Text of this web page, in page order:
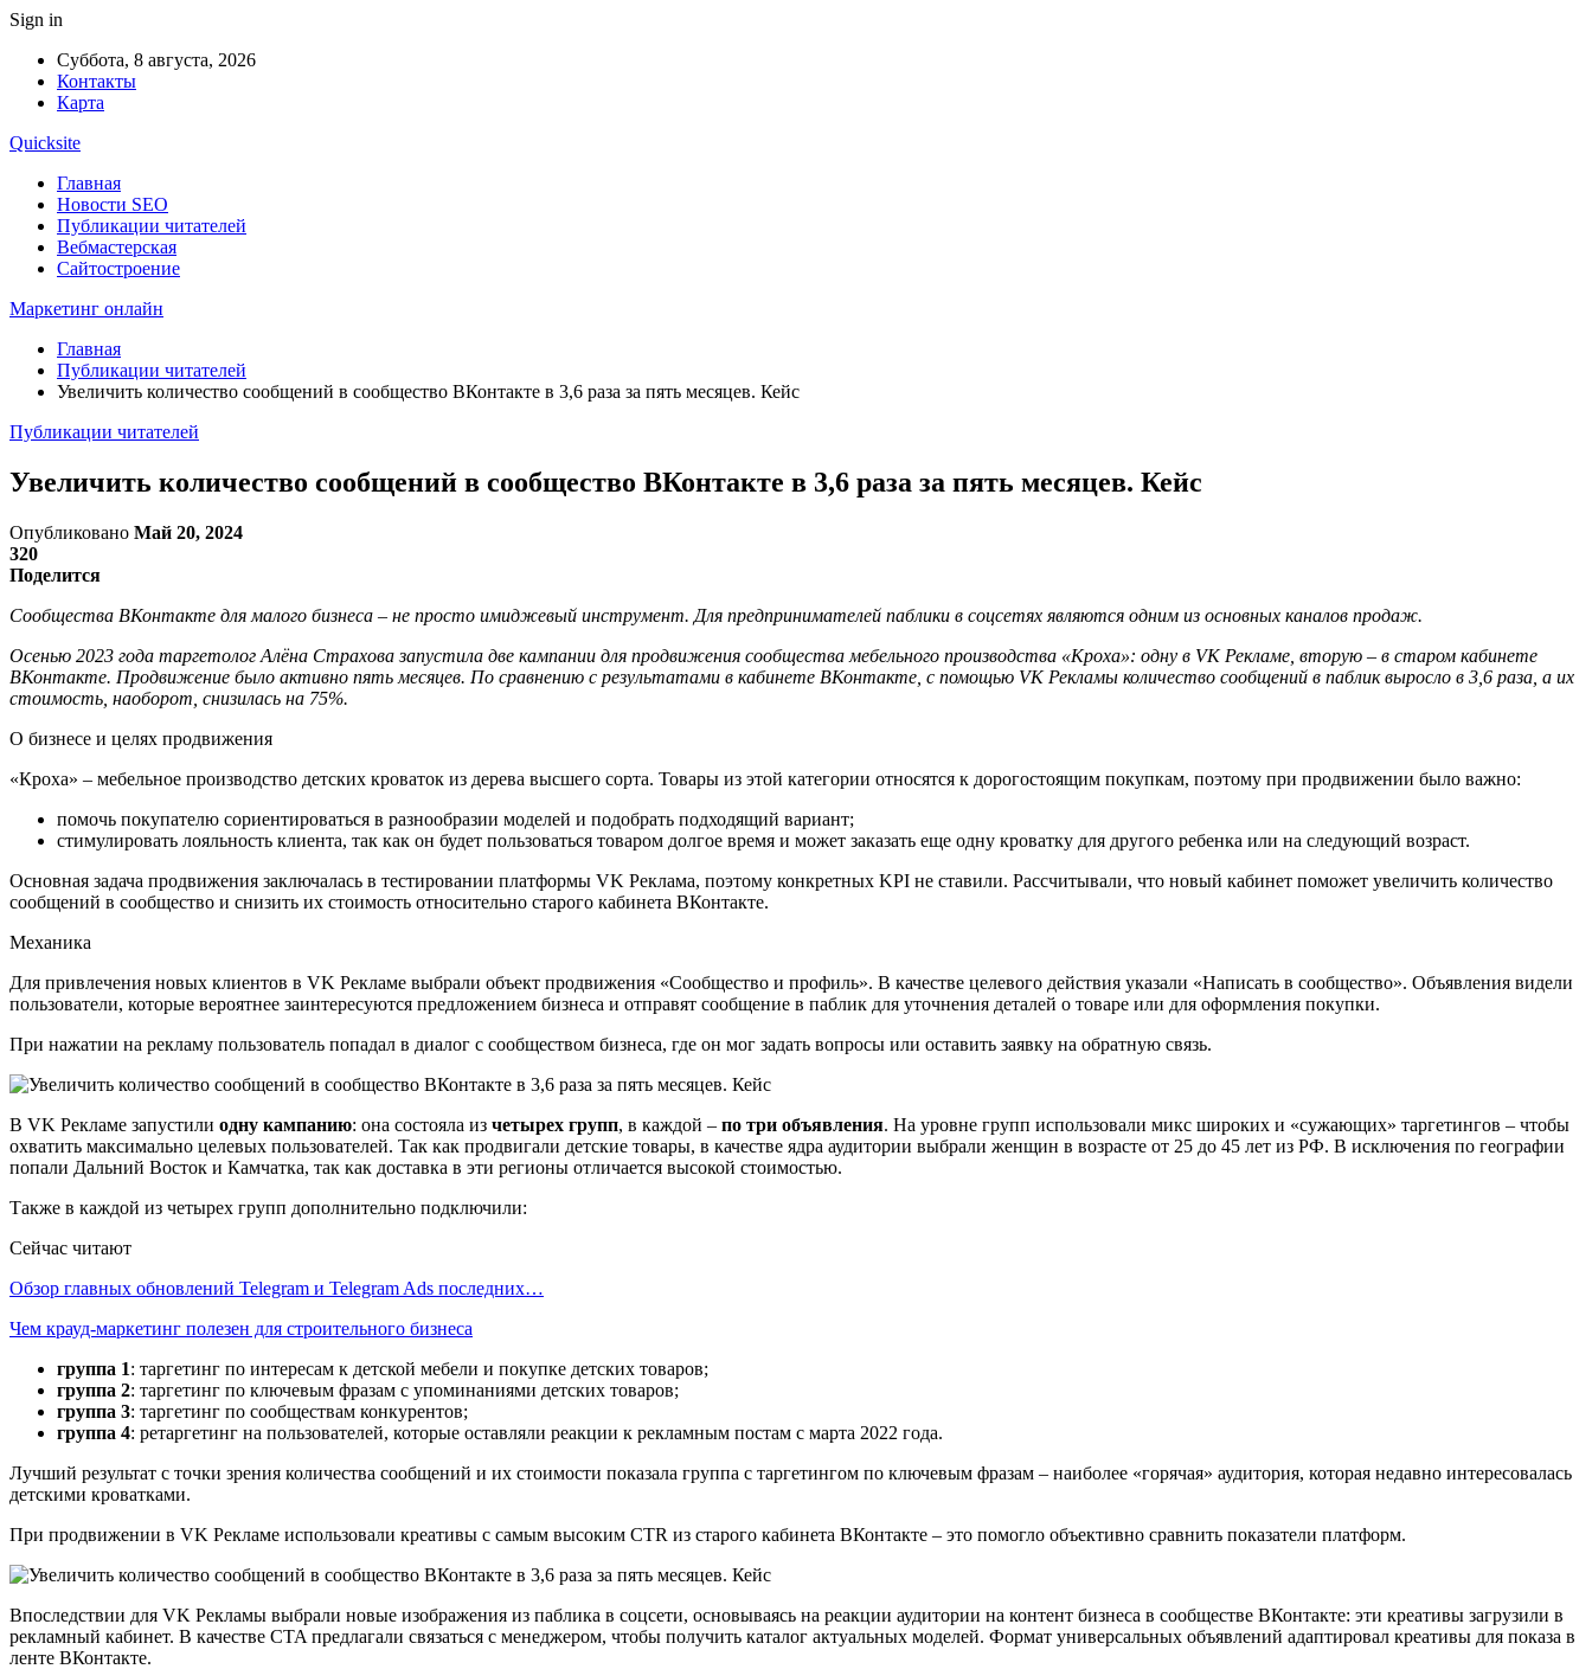
Sign in
Суббота, 8 августа, 2026
Контакты
Карта
Quicksite
Главная
Новости SEO
Публикации читателей
Вебмастерская
Сайтостроение
Маркетинг онлайн
Главная
Публикации читателей
Увеличить количество сообщений в сообщество ВКонтакте в 3,6 раза за пять месяцев. Кейс
Публикации читателей
Увеличить количество сообщений в сообщество ВКонтакте в 3,6 раза за пять месяцев. Кейс
Опубликовано Май 20, 2024
320
Поделится
Сообщества ВКонтакте для малого бизнеса – не просто имиджевый инструмент. Для предпринимателей паблики в соцсетях являются одним из основных каналов продаж.
Осенью 2023 года таргетолог Алёна Страхова запустила две кампании для продвижения сообщества мебельного производства «Кроха»: одну в VK Рекламе, вторую – в старом кабинете
ВКонтакте. Продвижение было активно пять месяцев. По сравнению с результатами в кабинете ВКонтакте, с помощью VK Рекламы количество сообщений в паблик выросло в 3,6 раза, а их
стоимость, наоборот, снизилась на 75%.
О бизнесе и целях продвижения
«Кроха» – мебельное производство детских кроваток из дерева высшего сорта. Товары из этой категории относятся к дорогостоящим покупкам, поэтому при продвижении было важно:
помочь покупателю сориентироваться в разнообразии моделей и подобрать подходящий вариант;
стимулировать лояльность клиента, так как он будет пользоваться товаром долгое время и может заказать еще одну кроватку для другого ребенка или на следующий возраст.
Основная задача продвижения заключалась в тестировании платформы VK Реклама, поэтому конкретных KPI не ставили. Рассчитывали, что новый кабинет поможет увеличить количество
сообщений в сообщество и снизить их стоимость относительно старого кабинета ВКонтакте.
Механика
Для привлечения новых клиентов в VK Рекламе выбрали объект продвижения «Сообщество и профиль». В качестве целевого действия указали «Написать в сообщество». Объявления видели
пользователи, которые вероятнее заинтересуются предложением бизнеса и отправят сообщение в паблик для уточнения деталей о товаре или для оформления покупки.
При нажатии на рекламу пользователь попадал в диалог с сообществом бизнеса, где он мог задать вопросы или оставить заявку на обратную связь.
В VK Рекламе запустили одну кампанию: она состояла из четырех групп, в каждой – по три объявления. На уровне групп использовали микс широких и «сужающих» таргетингов – чтобы
охватить максимально целевых пользователей. Так как продвигали детские товары, в качестве ядра аудитории выбрали женщин в возрасте от 25 до 45 лет из РФ. В исключения по географии
попали Дальний Восток и Камчатка, так как доставка в эти регионы отличается высокой стоимостью.
Также в каждой из четырех групп дополнительно подключили:
Сейчас читают
Обзор главных обновлений Telegram и Telegram Ads последних…
Чем крауд-маркетинг полезен для строительного бизнеса
группа 1: таргетинг по интересам к детской мебели и покупке детских товаров;
группа 2: таргетинг по ключевым фразам с упоминаниями детских товаров;
группа 3: таргетинг по сообществам конкурентов;
группа 4: ретаргетинг на пользователей, которые оставляли реакции к рекламным постам с марта 2022 года.
Лучший результат с точки зрения количества сообщений и их стоимости показала группа с таргетингом по ключевым фразам – наиболее «горячая» аудитория, которая недавно интересовалась
детскими кроватками.
При продвижении в VK Рекламе использовали креативы с самым высоким CTR из старого кабинета ВКонтакте – это помогло объективно сравнить показатели платформ.
Впоследствии для VK Рекламы выбрали новые изображения из паблика в соцсети, основываясь на реакции аудитории на контент бизнеса в сообществе ВКонтакте: эти креативы загрузили в
рекламный кабинет. В качестве CTA предлагали связаться с менеджером, чтобы получить каталог актуальных моделей. Формат универсальных объявлений адаптировал креативы для показа в
ленте ВКонтакте.